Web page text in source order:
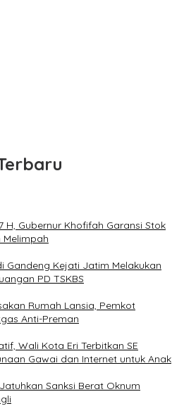
H, Gubernur Khofifah Garansi Stok
Gandeng Kejati Jatim Melakukan
PD TSKBS
Rumah Lansia, Pemkot
Anti-Preman
Wali Kota Eri Terbitkan SE
Gawai dan Internet untuk Anak
Sanksi Berat Oknum